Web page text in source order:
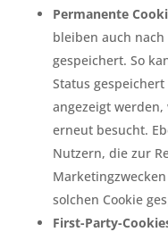
Permanente
bleiben auch nach
gespeichert. So
Status
angezeigt
erneut besucht.
Nutzern, die zur
solchen Cookie
First-Party-